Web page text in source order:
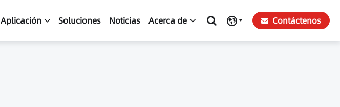
Aplicación Soluciones Noticias Acerca de Contáctenos